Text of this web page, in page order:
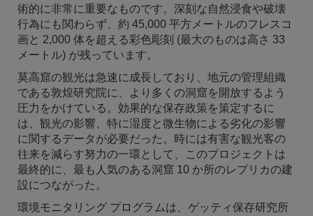
術的に非常に重要なものです。深刻な自然浸食や破壊
行為にも関わらず、約 45,000 平方メートルのフレスコ
画と 2,000 体を超える彩色彫刻 (最大のものは高さ 33
メートル) が残っています。
莫高窟の観光は急速に成長しており、地元の管理組織
である敦煌研究院に、より多くの洞窟を開放するよう
圧力をかけている。効果的な保存政策を策定するに
は、観光の影響、特に湿度と微生物による劣化の影響
に関するデータが必要だった。時には有害な観光客の
往来を減らす努力の一環として、このプロジェクトは
最終的に、最も人気のある洞窟 10 か所のレプリカの建
設につながった。
環境モニタリング プログラムは、ゲッティ保存研究所